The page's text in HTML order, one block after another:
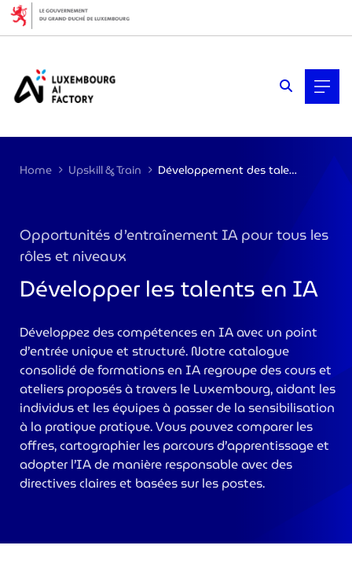
Home Upskill & Train Développement des talents en IA
Opportunités d’entraînement IA pour tous les
rôles et niveaux
Développer les talents en IA
Développez des compétences en IA avec un point
d’entrée unique et structuré. Notre catalogue
consolidé de formations en IA regroupe des cours et
ateliers proposés à travers le Luxembourg, aidant les
individus et les équipes à passer de la sensibilisation
à la pratique pratique. Vous pouvez comparer les
offres, cartographier les parcours d’apprentissage et
adopter l’IA de manière responsable avec des
directives claires et basées sur les postes.
Cookies management panel